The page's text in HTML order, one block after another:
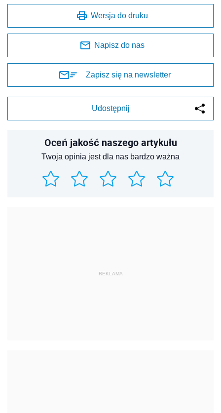
Wersja do druku
Napisz do nas
Zapisz się na newsletter
Udostępnij
Oceń jakość naszego artykułu
Twoja opinia jest dla nas bardzo ważna
REKLAMA